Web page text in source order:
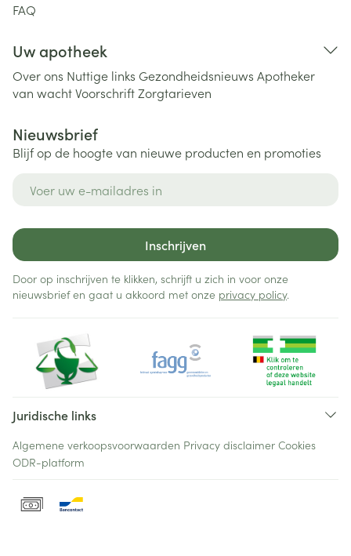
FAQ
Uw apotheek
Over ons Nuttige links Gezondheidsnieuws Apotheker
van wachtVoorschriftZorgtarieven
Nieuwsbrief
Blijf op de hoogte van nieuwe producten en promoties
Inschrijven
Door op inschrijven te klikken, schrijft u zich in voor onze
nieuwsbrief en gaat u akkoord met onze privacy policy.
Juridische links
Algemene verkoopsvoorwaarden Privacy disclaimer Cookies
ODR-platform